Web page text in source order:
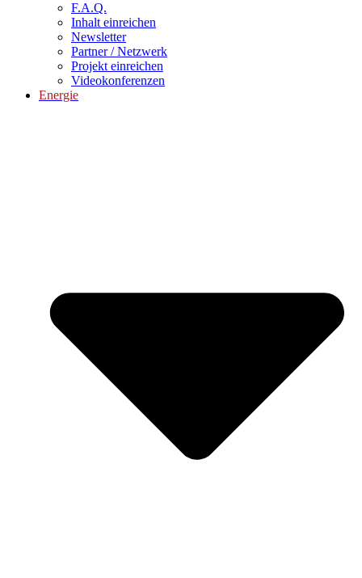
F.A.Q.
Inhalt einreichen
Newsletter
Partner / Netzwerk
Projekt einreichen
Videokonferenzen
Energie